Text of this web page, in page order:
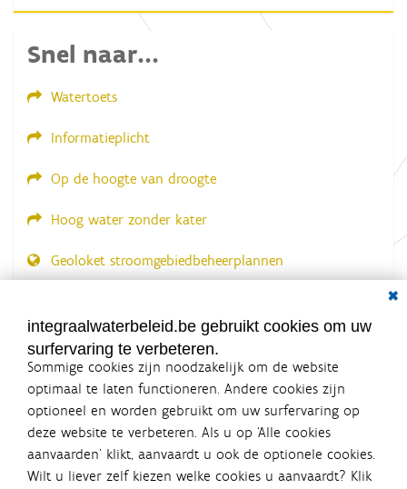
Snel naar...
Watertoets
Informatieplicht
Op de hoogte van droogte
Hoog water zonder kater
Geoloket stroomgebiedbeheerplannen
LOGIN VEREIST
integraalwaterbeleid.be gebruikt cookies om uw
surfervaring te verbeteren.
Sommige cookies zijn noodzakelijk om de website
optimaal te laten functioneren. Andere cookies zijn
optioneel en worden gebruikt om uw surfervaring op
deze website te verbeteren. Als u op ‘Alle cookies
aanvaarden’ klikt, aanvaardt u ook de optionele cookies.
Wilt u liever zelf kiezen welke cookies u aanvaardt? Klik
Integraalwaterbeleid.be is een
officiële website van de Vlaamse
overheid
uitgegeven door Coördinatiecommissie Integraal